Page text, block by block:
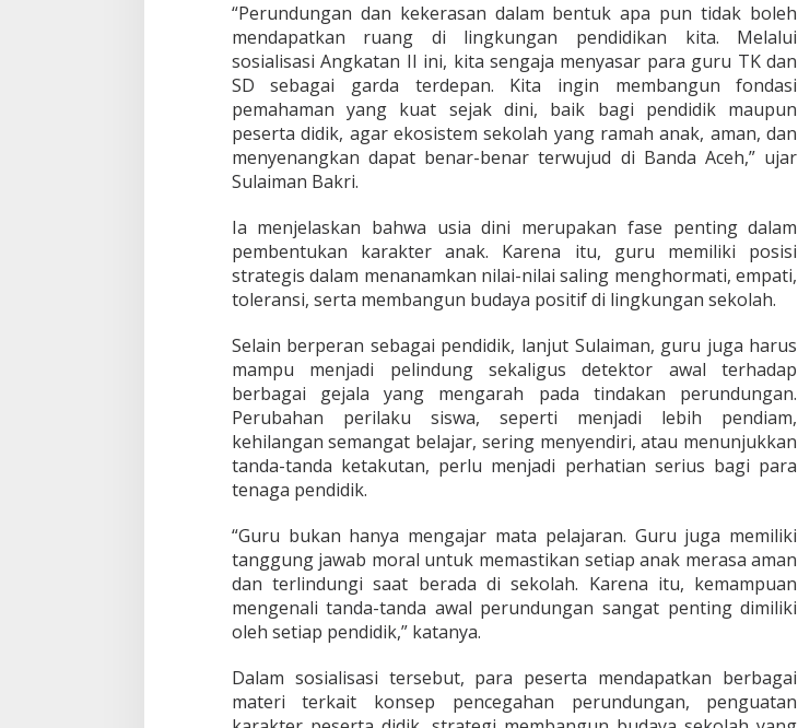
“Perundungan dan kekerasan dalam bentuk apa pun tidak boleh
mendapatkan ruang di lingkungan pendidikan kita. Melalui
sosialisasi Angkatan II ini, kita sengaja menyasar para guru TK dan
SD sebagai garda terdepan. Kita ingin membangun fondasi
pemahaman yang kuat sejak dini, baik bagi pendidik maupun
peserta didik, agar ekosistem sekolah yang ramah anak, aman, dan
menyenangkan dapat benar-benar terwujud di Banda Aceh,” ujar
Sulaiman Bakri.
Ia menjelaskan bahwa usia dini merupakan fase penting dalam
pembentukan karakter anak. Karena itu, guru memiliki posisi
strategis dalam menanamkan nilai-nilai saling menghormati, empati,
toleransi, serta membangun budaya positif di lingkungan sekolah.
Selain berperan sebagai pendidik, lanjut Sulaiman, guru juga harus
mampu menjadi pelindung sekaligus detektor awal terhadap
berbagai gejala yang mengarah pada tindakan perundungan.
Perubahan perilaku siswa, seperti menjadi lebih pendiam,
kehilangan semangat belajar, sering menyendiri, atau menunjukkan
tanda-tanda ketakutan, perlu menjadi perhatian serius bagi para
tenaga pendidik.
“Guru bukan hanya mengajar mata pelajaran. Guru juga memiliki
tanggung jawab moral untuk memastikan setiap anak merasa aman
dan terlindungi saat berada di sekolah. Karena itu, kemampuan
mengenali tanda-tanda awal perundungan sangat penting dimiliki
oleh setiap pendidik,” katanya.
Dalam sosialisasi tersebut, para peserta mendapatkan berbagai
materi terkait konsep pencegahan perundungan, penguatan